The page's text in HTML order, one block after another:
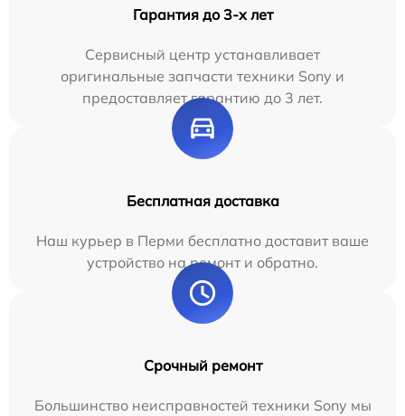
Гарантия до 3-х лет
Сервисный центр устанавливает
оригинальные запчасти техники Sony и
предоставляет гарантию до 3 лет.
Бесплатная доставка
Наш курьер в Перми бесплатно доставит ваше
устройство на ремонт и обратно.
Срочный ремонт
Большинство неисправностей техники Sony мы